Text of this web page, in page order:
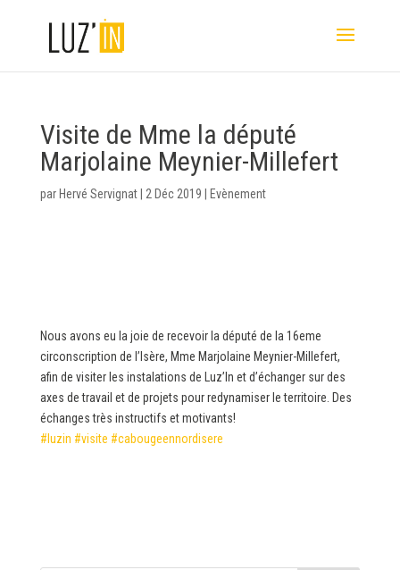
Visite de Mme la député
Marjolaine Meynier-Millefert
par Hervé Servignat| 2 Déc 2019 Evènement
Nous avons eu la joie de recevoir la député de la 16eme
circonscription de l’Isère, Mme Marjolaine Meynier-Millefert,
afin de visiter les instalations de Luz’In et d’échanger sur des
axes de travail et de projets pour redynamiser le territoire. Des
échanges très instructifs et motivants!
# luzin #visite #cabougeennordisere